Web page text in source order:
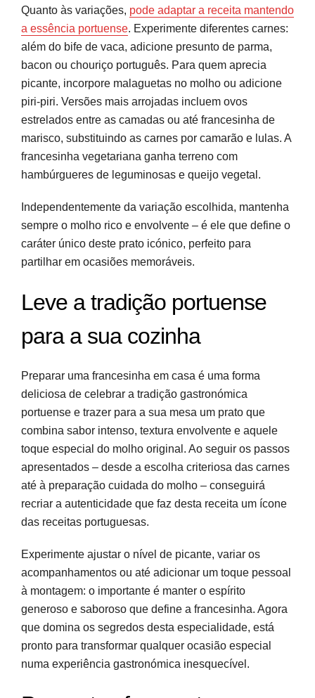
Quanto às variações, pode adaptar a receita mantendo
a essência portuense. Experimente diferentes carnes:
além do bife de vaca, adicione presunto de parma,
bacon ou chouriço português. Para quem aprecia
picante, incorpore malaguetas no molho ou adicione
piri-piri. Versões mais arrojadas incluem ovos
estrelados entre as camadas ou até francesinha de
marisco, substituindo as carnes por camarão e lulas. A
francesinha vegetariana ganha terreno com
hambúrgueres de leguminosas e queijo vegetal.
Independentemente da variação escolhida, mantenha
sempre o molho rico e envolvente – é ele que define o
caráter único deste prato icónico, perfeito para
partilhar em ocasiões memoráveis.
Leve a tradição portuense
para a sua cozinha
Preparar uma francesinha em casa é uma forma
deliciosa de celebrar a tradição gastronómica
portuense e trazer para a sua mesa um prato que
combina sabor intenso, textura envolvente e aquele
toque especial do molho original. Ao seguir os passos
apresentados – desde a escolha criteriosa das carnes
até à preparação cuidada do molho – conseguirá
recriar a autenticidade que faz desta receita um ícone
das receitas portuguesas.
Experimente ajustar o nível de picante, variar os
acompanhamentos ou até adicionar um toque pessoal
à montagem: o importante é manter o espírito
generoso e saboroso que define a francesinha. Agora
que domina os segredos desta especialidade, está
pronto para transformar qualquer ocasião especial
numa experiência gastronómica inesquecível.